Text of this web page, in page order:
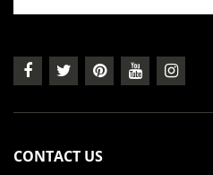
CONTACT US